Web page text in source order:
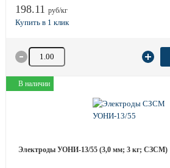
198.11 руб/кг
Количество товара
В наличии
Электроды УОНИ-13/55 (3,0 мм; 3 кг; СЗСМ)